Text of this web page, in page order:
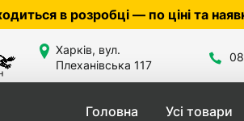
та наявності уточнюйте у
Харків, вул.
Плеханівська 117
Головна Усі товари